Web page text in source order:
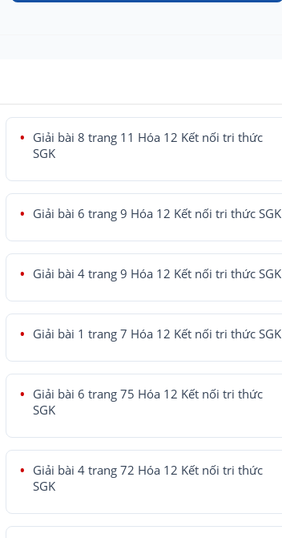
Giải bài 8 trang 11 Hóa 12 Kết nối tri thức
SGK
Giải bài 6 trang 9 Hóa 12 Kết nối tri thức SGK
Giải bài 4 trang 9 Hóa 12 Kết nối tri thức SGK
Giải bài 1 trang 7 Hóa 12 Kết nối tri thức SGK
Giải bài 6 trang 75 Hóa 12 Kết nối tri thức
SGK
Giải bài 4 trang 72 Hóa 12 Kết nối tri thức
SGK